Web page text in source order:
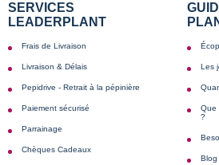
SERVICES
LEADERPLANT
Frais de Livraison
Livraison & Délais
Pepidrive - Retrait à la pépinière
Paiement sécurisé
Parrainage
Chèques Cadeaux
Les
Que
?
Blog